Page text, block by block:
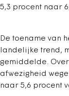
5,3 procent naar
De toename van
landelijke trend,
gemiddelde.
afwezigheid
naar 5,6 procent